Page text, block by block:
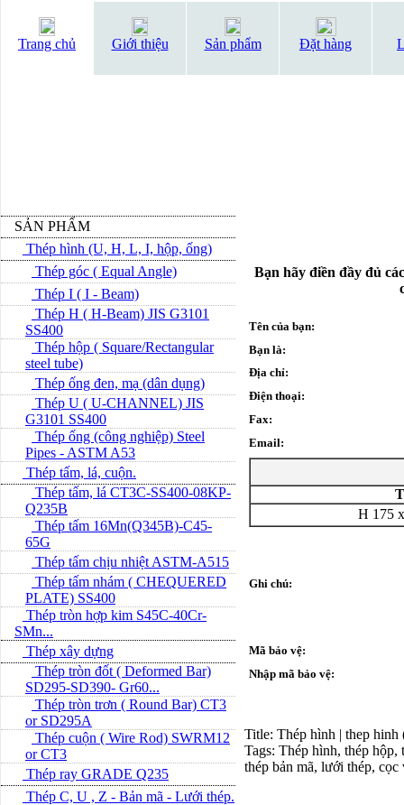
Trang chủ Giới thiệu Sản phẩm Đặt hàng
SẢN PHẨM
Thép hình (U, H, L, I, hộp, ống)
Thép góc ( Equal Angle)
Thép I ( I - Beam)
Thép H ( H-Beam) JIS G3101
SS400
Thép hộp ( Square/Rectangular
steel tube)
Thép ống đen, mạ (dân dụng)
Thép U ( U-CHANNEL) JIS
G3101 SS400
Thép ống (công nghiệp) Steel
Pipes - ASTM A53
Thép tấm, lá, cuộn.
Thép tấm, lá CT3C-SS400-08KP-
Q235B
Thép tấm 16Mn(Q345B)-C45-
65G
Thép tấm chịu nhiệt ASTM-A515
Thép tấm nhám ( CHEQUERED
PLATE) SS400
Thép tròn hợp kim S45C-40Cr-
SMn...
Thép xây dựng
Thép tròn đốt ( Deformed Bar)
SD295-SD390- Gr60...
Thép tròn trơn ( Round Bar) CT3
or SD295A
Thép cuộn ( Wire Rod) SWRM12
or CT3
Thép ray GRADE Q235
Thép C, U , Z - Bản mã - L­ưới thép.
Bạn hãy điền đầy đủ
Tên của bạn:
Bạn là:
Địa chỉ:
Điện thoại:
Fax:
Email:
H 175
Ghi chú:
Mã bảo vệ:
Nhập mã bảo vệ:
Title: Thép hình | thep
Tags: Thép hình, thép hộp,
thép bản mã, lưới thép, cọc